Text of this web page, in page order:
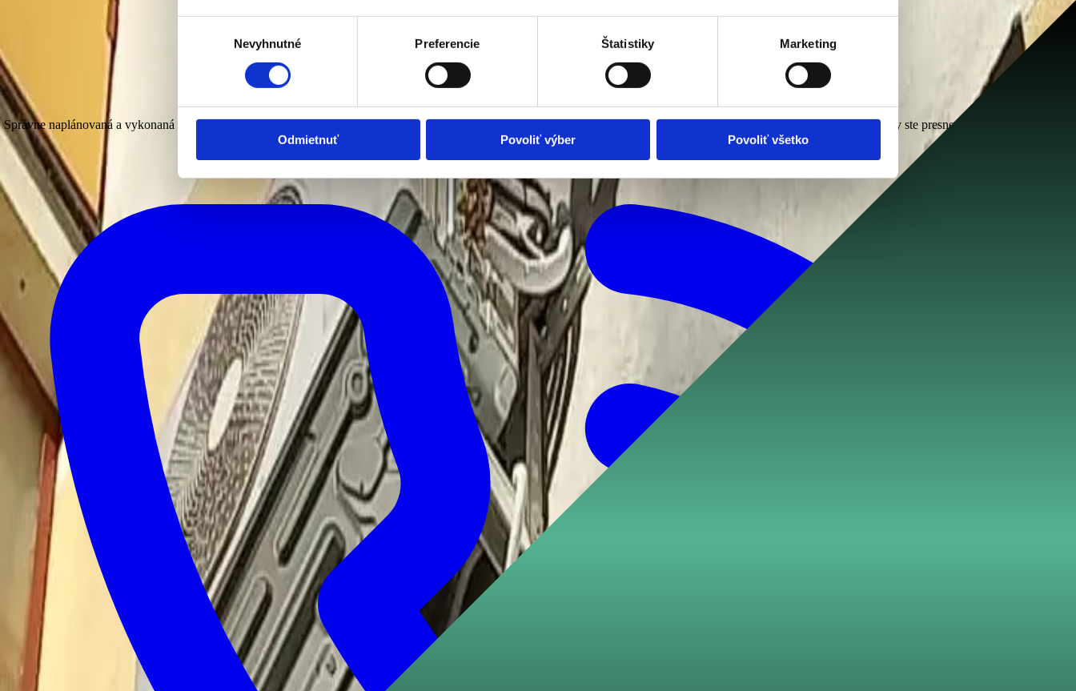
Nevyhnutné Preferencie Štatistiky Marketing
Odmietnuť Povoliť výber Povoliť všetko
Ako prebieha montáž klimatizácie?
Správne naplánovaná a vykonaná montáž klimatizácie je základom jej dlhej životnosti a bezproblémovej prevádzky. Preto sme pre vás pripravili prehľad jednotlivých krokov, aby ste presne vedeli, ako celý proces
prebieha od prvej konzultácie až po spustenie zariadenia.